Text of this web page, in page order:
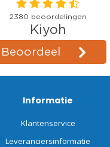
Informatie
Klantenservice
Leveranciersinformatie